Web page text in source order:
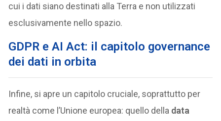
cui i dati siano destinati alla Terra e non utilizzati
esclusivamente nello spazio.
GDPR e AI Act: il capitolo governance
dei dati in orbita
Infine, si apre un capitolo cruciale, soprattutto per
realtà come l’Unione europea: quello della data